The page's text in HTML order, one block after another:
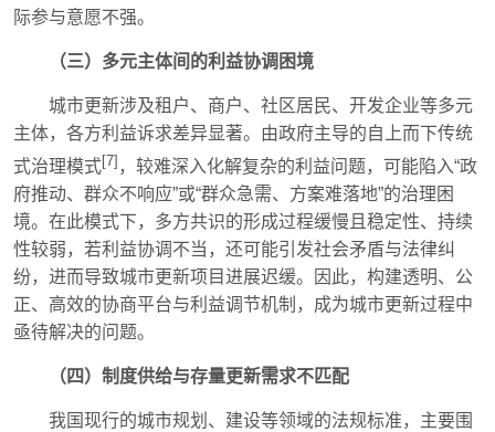
际参与意愿不强。
（三）多元主体间的利益协调困境
城市更新涉及租户、商户、社区居民、开发企业等多元
主体，各方利益诉求差异显著。由政府主导的自上而下传统
式治理模式[7] ，较难深入化解复杂的利益问题，可能陷入“政
府推动、群众不响应”或“群众急需、方案难落地”的治理困
境。在此模式下，多方共识的形成过程缓慢且稳定性、持续
性较弱，若利益协调不当，还可能引发社会矛盾与法律纠
纷，进而导致城市更新项目进展迟缓。因此，构建透明、公
正、高效的协商平台与利益调节机制，成为城市更新过程中
亟待解决的问题。
（四）制度供给与存量更新需求不匹配
我国现行的城市规划、建设等领域的法规标准，主要围